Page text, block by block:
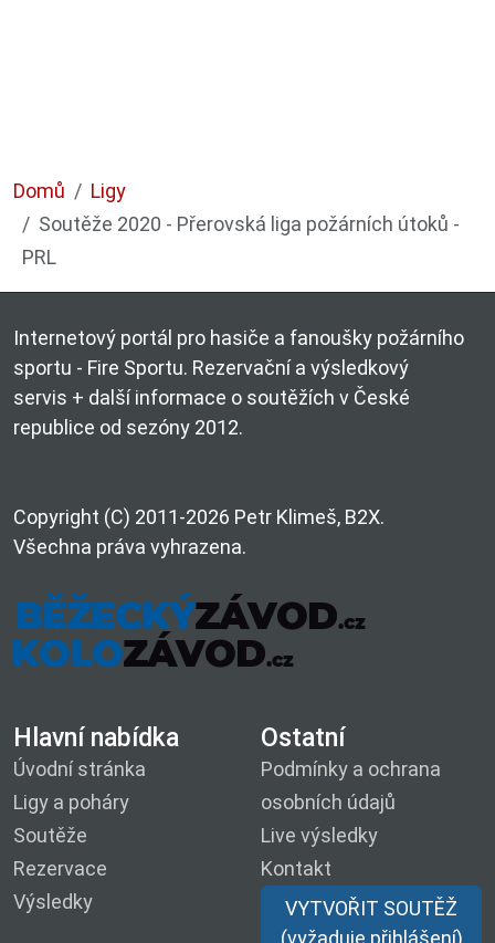
Domů
Ligy
Soutěže 2020 - Přerovská liga požárních útoků -
PRL
Internetový portál pro hasiče a fanoušky požárního
sportu - Fire Sportu. Rezervační a výsledkový
servis + další informace o soutěžích v České
republice od sezóny 2012.
Copyright (C) 2011-2026 Petr Klimeš, B2X.
Všechna práva vyhrazena.
Hlavní nabídka
Úvodní stránka
Ligy a poháry
Soutěže
Rezervace
Výsledky
Ostatní
Podmínky a ochrana
osobních údajů
Live výsledky
Kontakt
VYTVOŘIT SOUTĚŽ
(vyžaduje přihlášení)